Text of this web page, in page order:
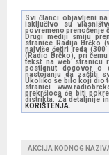
Svi članci objavljeni na
isključivo su
povremeno prenošenje
Drugi mediji smiju
stranice Radija Brčko
najviše četiri reda
(Radio Brčko), pri
tekst na web stranicu
postignut dogovor o
nastojanju da zaštiti
Ukoliko se bilo koji dio
stranici
prekršioca će biti
distrikta. Za detaljnije
KORIŠTENJA.
AKCIJA KODNOG